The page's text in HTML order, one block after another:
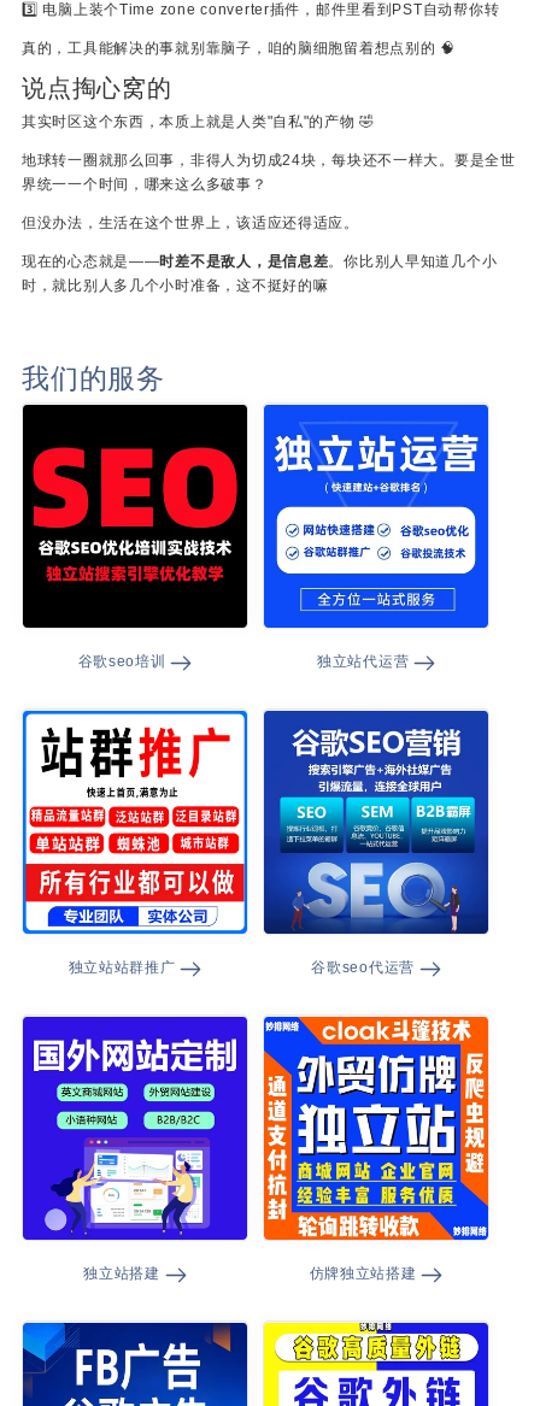
3️⃣ 电脑上装个Time zone converter插件，邮件里看到PST自动帮你转
真的，工具能解决的事就别靠脑子，咱的脑细胞留着想点别的 🧠
说点掏心窝的
其实时区这个东西，本质上就是人类"自私"的产物 🤣
地球转一圈就那么回事，非得人为切成24块，每块还不一样大。要是全世
界统一一个时间，哪来这么多破事？
但没办法，生活在这个世界上，该适应还得适应。
现在的心态就是——时差不是敌人，是信息差。你比别人早知道几个小
时，就比别人多几个小时准备，这不挺好的嘛
我们的服务
谷歌seo培训 独立站代运营
独立站站群推广 谷歌seo代运营
独立站搭建 仿牌独立站搭建